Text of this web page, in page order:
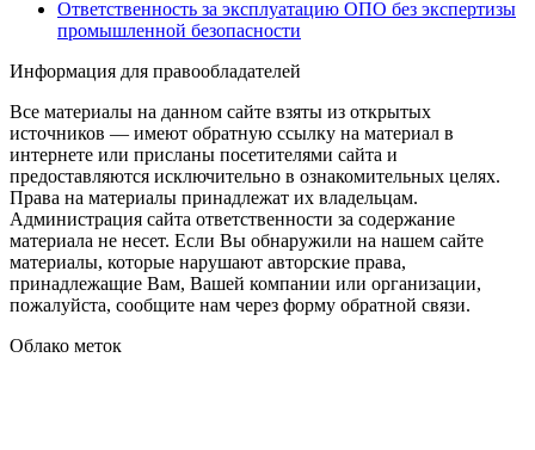
Ответственность за эксплуатацию ОПО без экспертизы
промышленной безопасности
Информация для правообладателей
Все материалы на данном сайте взяты из открытых
источников — имеют обратную ссылку на материал в
интернете или присланы посетителями сайта и
предоставляются исключительно в ознакомительных целях.
Права на материалы принадлежат их владельцам.
Администрация сайта ответственности за содержание
материала не несет. Если Вы обнаружили на нашем сайте
материалы, которые нарушают авторские права,
принадлежащие Вам, Вашей компании или организации,
пожалуйста, сообщите нам через форму обратной связи.
Облако меток